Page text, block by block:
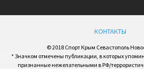
КОНТАКТЫ
© 2018 Спорт Крым Севастополь
* Значком отмечены публикации, в которых
признанные нежелательными в РФ/